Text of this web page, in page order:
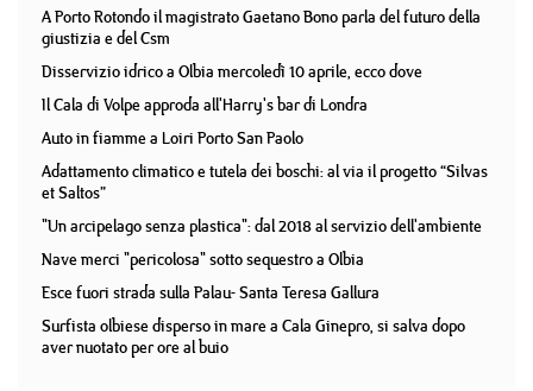
A Porto Rotondo il magistrato Gaetano Bono parla del futuro della
giustizia e del Csm
Disservizio idrico a Olbia mercoledì 10 aprile, ecco dove
Il Cala di Volpe approda all'Harry's bar di Londra
Auto in fiamme a Loiri Porto San Paolo
Adattamento climatico e tutela dei boschi: al via il progetto “Silvas
et Saltos”
"Un arcipelago senza plastica": dal 2018 al servizio dell'ambiente
Nave merci "pericolosa" sotto sequestro a Olbia
Esce fuori strada sulla Palau- Santa Teresa Gallura
Surfista olbiese disperso in mare a Cala Ginepro, si salva dopo
aver nuotato per ore al buio